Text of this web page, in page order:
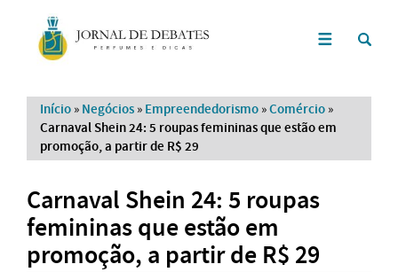
Início » Negócios » Empreendedorismo »Comércio »
Carnaval Shein 24: 5 roupas femininas que estão em
promoção, a partir de R$ 29
Carnaval Shein 24: 5 roupas
femininas que estão em
promoção, a partir de R$ 29